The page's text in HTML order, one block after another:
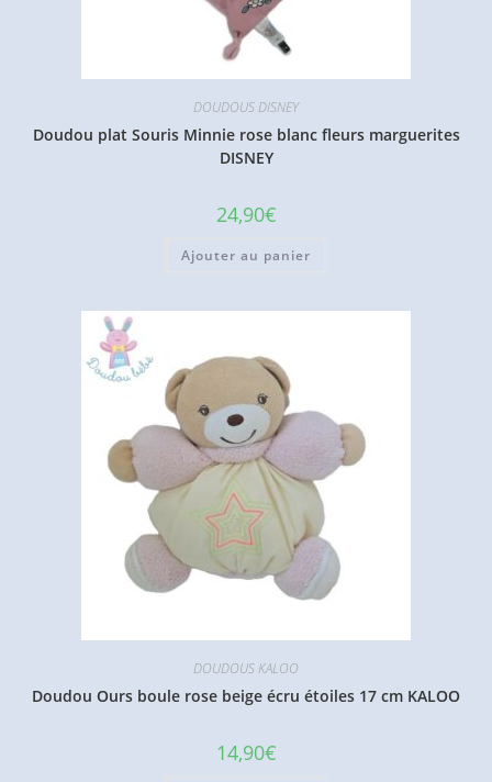
DOUDOUS DISNEY
Doudou plat Souris Minnie rose blanc fleurs marguerites
DISNEY
24,90€
Ajouter au panier
DOUDOUS KALOO
Doudou Ours boule rose beige écru étoiles 17 cm KALOO
14,90€